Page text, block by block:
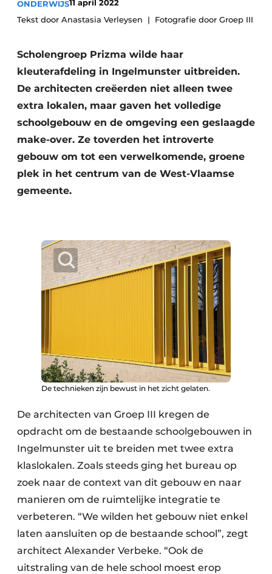
Video’s
Aanmelden
Bedrijven
Contact
Beton & Staalbouw
Brandveiligheid
BIM
Evenementen
Dak & Gevel
Houtbouw
Interieurarchitectuur
Keukens
Software
Toegangscontrole
Veiligheid & Opleiding
Zonwering
ONDERWIJS11 april 2022
Tekst door Anastasia Verleysen
Fotografie door Groep III
Scholengroep Prizma wilde haar
kleuterafdeling in Ingelmunster uitbreiden.
De architecten creëerden niet alleen twee
extra lokalen, maar gaven het volledige
schoolgebouw en de omgeving een geslaagde
make-over. Ze toverden het introverte
gebouw om tot een verwelkomende, groene
plek in het centrum van de West-Vlaamse
gemeente.
De technieken zijn bewust in het zicht gelaten.
De architecten van Groep III kregen de
opdracht om de bestaande schoolgebouwen in
Ingelmunster uit te breiden met twee extra
klaslokalen. Zoals steeds ging het bureau op
zoek naar de context van dit gebouw en naar
manieren om de ruimtelijke integratie te
verbeteren. “We wilden het gebouw niet enkel
laten aansluiten op de bestaande school”, zegt
architect Alexander Verbeke. “Ook de
uitstraling van de hele school moest erop